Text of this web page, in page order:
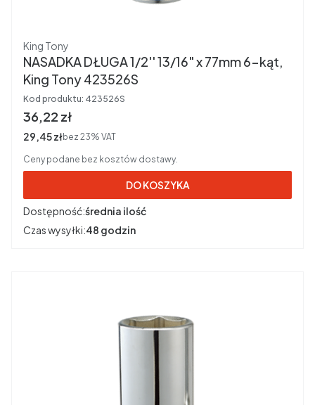
Producent
King Tony
NASADKA DŁUGA 1/2'' 13/16" x 77mm 6-kąt,
King Tony 423526S
Kod produktu: 423526S
Cena brutto
36,22 zł
Cena netto
29,45 złbez 23% VAT
Ceny podane bez kosztów dostawy.
DO KOSZYKA
Dostępność:średnia ilość
Czas wysyłki:48 godzin